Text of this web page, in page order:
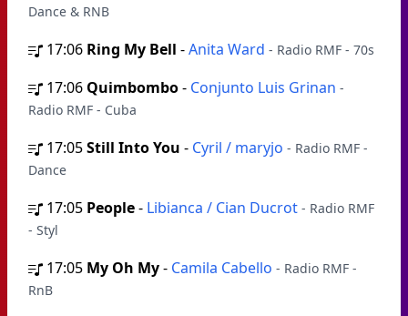
Dance & RNB
17:06 Ring My Bell -Anita Ward - Radio RMF - 70s
17:06 Quimbombo- Conjunto Luis Grinan -
Radio RMF - Cuba
17:05Still Into You - Cyril / maryjo - Radio RMF -
Dance
17:05 People- Libianca / Cian Ducrot - Radio RMF
- Styl
17:05 My Oh My- Camila Cabello - Radio RMF -
RnB